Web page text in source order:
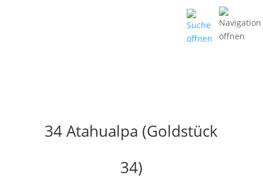
34 Atahualpa (Goldstück
34)